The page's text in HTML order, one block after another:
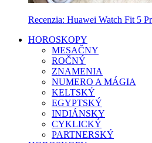
Recenzia: Huawei Watch Fit 5
HOROSKOPY
MESAČNY
ROČNÝ
ZNAMENIA
NUMERO A MÁGIA
KELTSKÝ
EGYPTSKÝ
INDIÁNSKY
CYKLICKÝ
PARTNERSKÝ